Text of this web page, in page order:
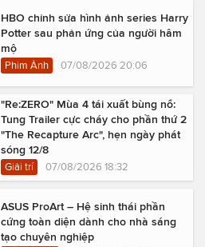
HBO chỉnh sửa hình ảnh series Harry
Potter sau phản ứng của người hâm
mộ
Phim Ảnh 07/08/2026 20:06
"Re:ZERO" Mùa 4 tái xuất bùng nổ:
Tung Trailer cực cháy cho phần thứ 2
"The Recapture Arc", hẹn ngày phát
sóng 12/8
Giải trí 07/08/2026 18:32
ASUS ProArt – Hệ sinh thái phần
cứng toàn diện dành cho nhà sáng
tạo chuyên nghiệp